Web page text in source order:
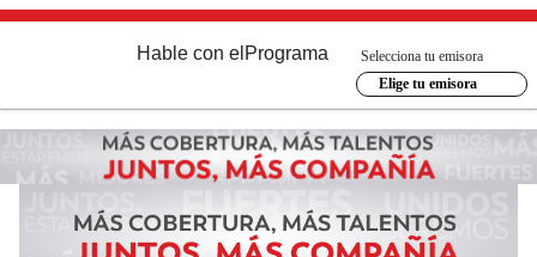
Hable con el Programa
Selecciona tu emisora
Elige tu emisora